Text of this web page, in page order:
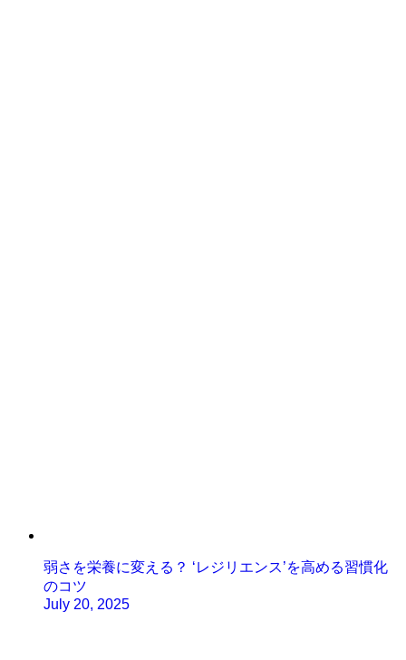
弱さを栄養に変える？ ‘レジリエンス’を高める習慣化
のコツ
July 20, 2025